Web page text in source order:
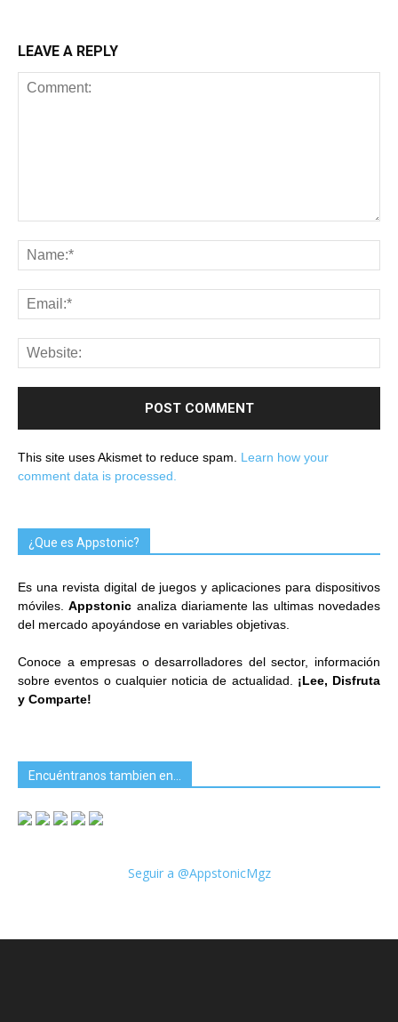
LEAVE A REPLY
This site uses Akismet to reduce spam. Learn how your
comment data is processed.
¿Que es Appstonic?
Es una revista digital de juegos y aplicaciones para dispositivos
móviles.Appstonic analiza diariamente las ultimas novedades
del mercado apoyándose en variables objetivas.
Conoce a empresas o desarrolladores del sector, información
sobre eventos o cualquier noticia de actualidad. ¡Lee, Disfruta
y Comparte!
Encuéntranos tambien en…
Seguir a @AppstonicMgz